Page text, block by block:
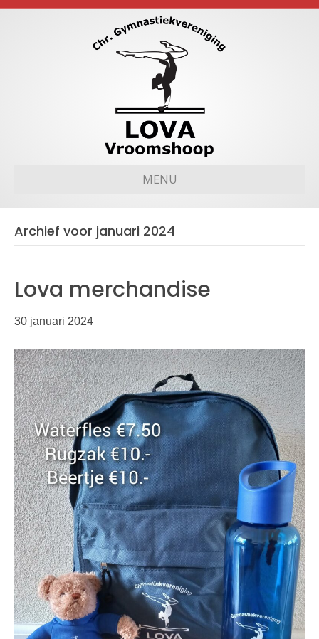
MENU
Archief voor januari 2024
Lova merchandise
30 januari 2024